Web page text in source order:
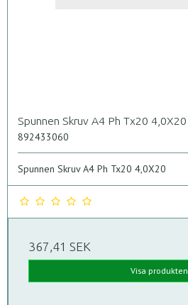
Spunnen Skruv A4 Ph Tx20 4,0X20
892433060
Spunnen Skruv A4 Ph Tx20 4,0X20
367,41 SEK
Visa produkten